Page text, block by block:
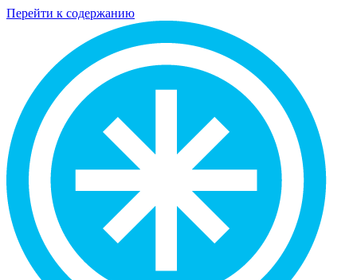
Перейти к содержанию